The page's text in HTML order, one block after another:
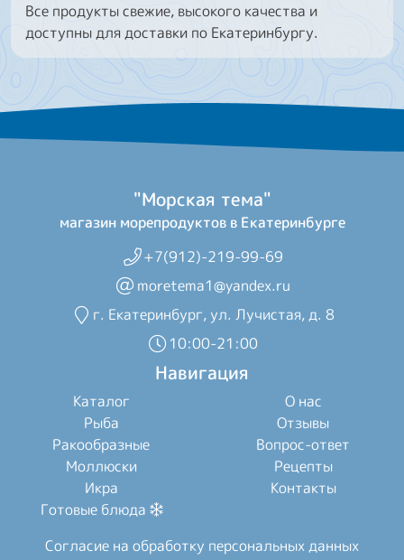
Все продукты свежие, высокого качества и
доступны для доставки по Екатеринбургу.
"Морская тема"
магазин морепродуктов в Екатеринбурге
+7(912)-219-99-69
moretema1@yandex.ru
г. Екатеринбург, ул. Лучистая, д. 8
10:00-21:00
Навигация
Каталог
Рыба
Ракообразные
Моллюски
Икра
Готовые блюда
О нас
Отзывы
Вопрос-ответ
Рецепты
Контакты
Согласие на обработку персональных данных